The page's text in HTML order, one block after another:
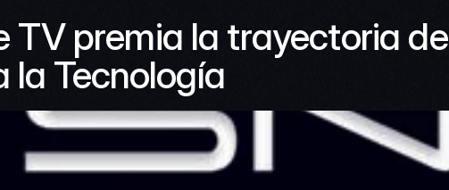
TV premia la trayectoria de
la Tecnología